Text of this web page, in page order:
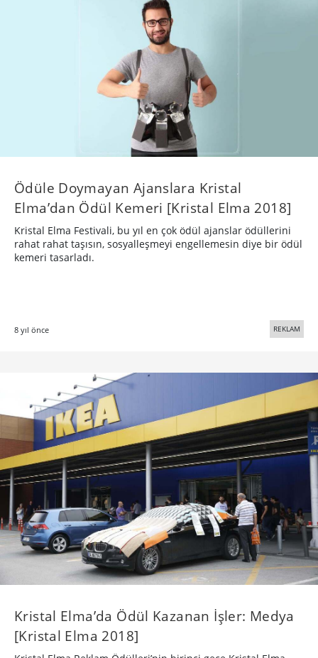
Ödüle Doymayan Ajanslara Kristal
Elma’dan Ödül Kemeri [Kristal Elma 2018]
Kristal Elma Festivali, bu yıl en çok ödül ajanslar ödüllerini
rahat rahat taşısın, sosyalleşmeyi engellemesin diye bir ödül
kemeri tasarladı.
8 yıl önce REKLAM
Kristal Elma’da Ödül Kazanan İşler: Medya
[Kristal Elma 2018]